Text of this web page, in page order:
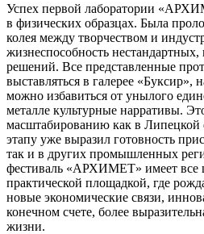
Успех первой лаборатории
в физических образцах. Была
колея между творчеством и
жизнеспособность
решений. Все представленные
выставляться в галерее «Буксир»,
можно избавиться от унылого
металле культурные нарративы.
масштабированию как в Липецкой
этапу уже выразил готовность
так и в других промышленных
фестиваль «АРХИМЕТ» имеет все
практической площадкой, где
новые экономические связи,
конечном счете, более
жизни.